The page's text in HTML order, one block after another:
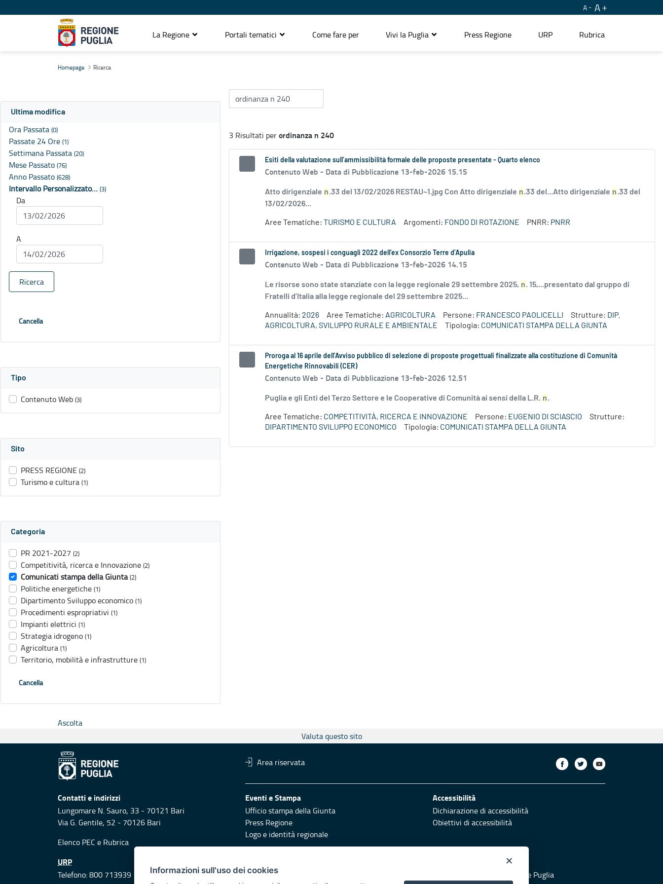
A A
La Regione Portali tematici Come fare per Vivi la Puglia Press Regione URP Rubrica
Homepage Ricerca
Ultima modifica
Ora Passata (0)
Passate 24 Ore (1)
Settimana Passata (20)
Mese Passato (76)
Anno Passato (628)
Intervallo Personalizzato… (3)
Da
A
Ricerca
Cancella
Tipo
Contenuto Web (3)
Sito
PRESS REGIONE (2)
Turismo e cultura (1)
Categoria
PR 2021-2027 (2)
Competitività, ricerca e Innovazione (2)
Comunicati stampa della Giunta (2)
Politiche energetiche (1)
Dipartimento Sviluppo economico (1)
Procedimenti espropriativi (1)
Impianti elettrici (1)
Strategia idrogeno (1)
Agricoltura (1)
Territorio, mobilità e infrastrutture (1)
Cancella
3 Risultati perordinanza n 240
Esiti della valutazione sull’ammissibilità formale delle proposte presentate - Quarto elenco
Contenuto Web - Data di Pubblicazione 13-feb-2026 15.15
Atto dirigenziale n.33 del 13/02/2026 RESTAU~1.jpg Con Atto dirigenziale n.33 del...Atto dirigenziale n.33 del
13/02/2026...
Aree Tematiche: TURISMO E CULTURA Argomenti: FONDO DI ROTAZIONE PNRR: PNRR
Irrigazione, sospesi i conguagli 2022 dell’ex Consorzio Terre d’Apulia
Contenuto Web - Data di Pubblicazione 13-feb-2026 14.15
Le risorse sono state stanziate con la legge regionale 29 settembre 2025, n. 15,...presentato dal gruppo di
Fratelli d’Italia alla legge regionale del 29 settembre 2025...
Annualità: 2026 Aree Tematiche: AGRICOLTURA Persone: FRANCESCO PAOLICELLI Strutture: DIP.
AGRICOLTURA, SVILUPPO RURALE E AMBIENTALE
Tipologia: COMUNICATI STAMPA DELLA GIUNTA
Proroga al 16 aprile dell’Avviso pubblico di selezione di proposte progettuali finalizzate alla costituzione di Comunità
Energetiche Rinnovabili (CER)
Contenuto Web - Data di Pubblicazione 13-feb-2026 12.51
Puglia e gli Enti del Terzo Settore e le Cooperative di Comunità ai sensi della L.R. n.
Aree Tematiche: COMPETITIVITÀ, RICERCA E INNOVAZIONE Persone: EUGENIO DI SCIASCIO
Strutture:
DIPARTIMENTO SVILUPPO ECONOMICO
Tipologia: COMUNICATI STAMPA DELLA GIUNTA
Ascolta
Valuta questo sito
Area riservata
Contatti e indirizzi
Lungomare N. Sauro, 33 - 70121 Bari
Via G. Gentile, 52 - 70126 Bari
Elenco PEC e Rubrica
Eventi e Stampa
Ufficio stampa della Giunta
Press Regione
Logo e identità regionale
Accessibilità
Dichiarazione di accessibilità
Obiettivi di accessibilità
URP
Telefono: 800 713939
Responsabili di pubblicazione Vai al sito di Protezione Civile Puglia
×
Informazioni sull'uso dei cookies